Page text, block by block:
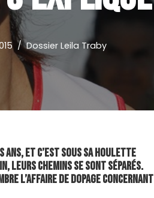
Dossier Leila Traby
ans, et c’est sous sa houlette
leurs chemins se sont séparés.
l’affaire de dopage concernant